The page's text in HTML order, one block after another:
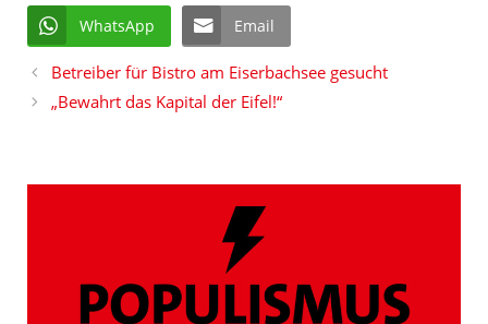
WhatsApp Email
Betreiber für Bistro am Eiserbachsee gesucht
„Bewahrt das Kapital der Eifel!“